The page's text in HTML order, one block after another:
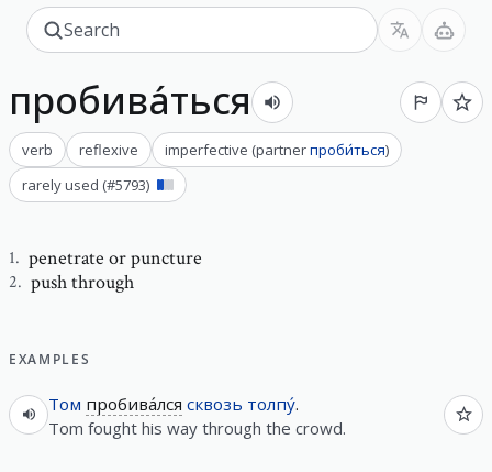
пробива́ться
verb reflexive imperfective (partnerпроби́ться)
rarely used (#5793)
1. penetrate or puncture
2. push through
EXAMPLES
Том пробива́лся сквозь толпу́.
Tom fought his way through the crowd.